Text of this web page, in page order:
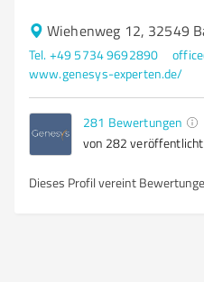
Wiehenweg 12, 32549
Tel. +49 5734 9692890
www.genesys-experten.de/
281 Bewertungen
von 282 veröffentlicht
Dieses Profil vereint